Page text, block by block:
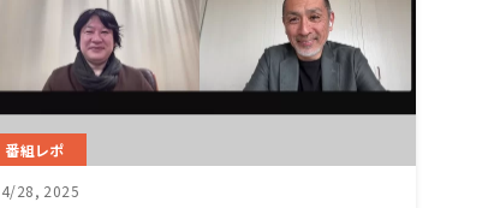
番組レポ
4/28, 2025